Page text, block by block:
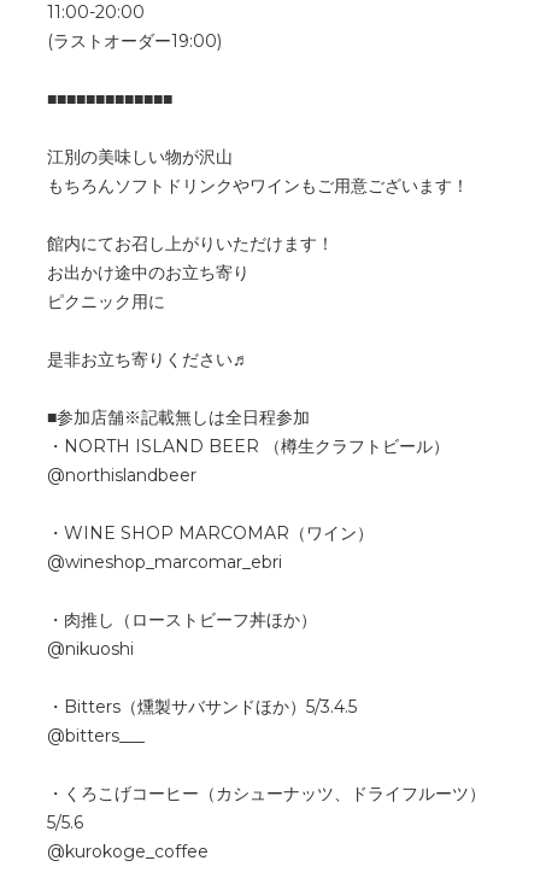
11:00-20:00
(ラストオーダー19:00)
■■■■■■■■■■■■■
江別の美味しい物が沢山
もちろんソフトドリンクやワインもご用意ございます！
館内にてお召し上がりいただけます！
お出かけ途中のお立ち寄り
ピクニック用に
是非お立ち寄りください♬
■参加店舗※記載無しは全日程参加
・NORTH ISLAND BEER （樽生クラフトビール）
@northislandbeer
・WINE SHOP MARCOMAR（ワイン）
@wineshop_marcomar_ebri
・肉推し（ローストビーフ丼ほか）
@nikuoshi
・Bitters（燻製サバサンドほか）5/3.4.5
@bitters___
・くろこげコーヒー（カシューナッツ、ドライフルーツ）
5/5.6
@kurokoge_coffee